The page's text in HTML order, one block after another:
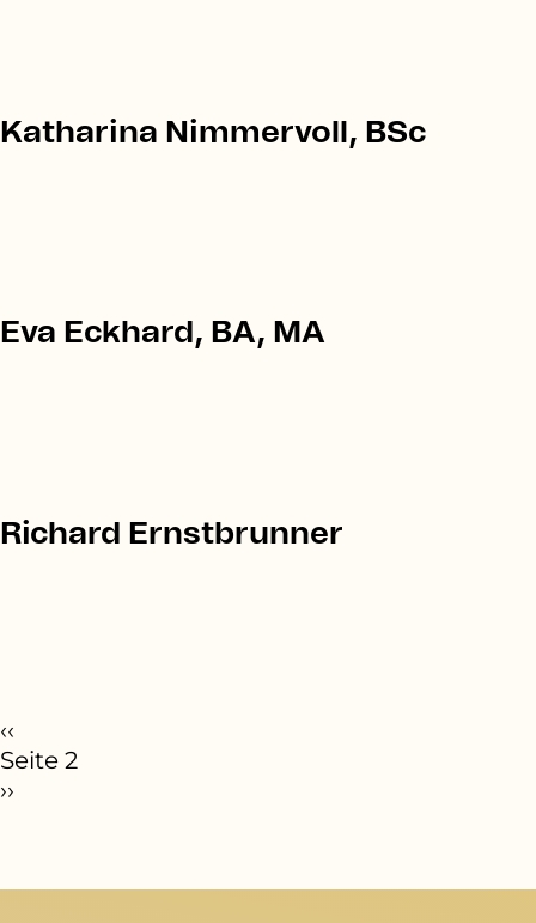
Katharina Nimmervoll, BSc
Eva Eckhard, BA, MA
Richard Ernstbrunner
‹‹
Seite 2
››